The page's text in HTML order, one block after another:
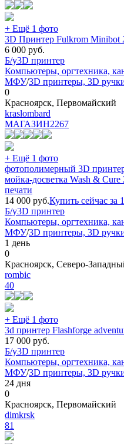
+ Ещё 1 фото
3D Принтер Fulkrom
6 000 руб.
Б/у3D принтер
Компьютеры, оргтехника,
МФУ/3D принтеры, 3D
0
Красноярск, Первомайский
kraslombard
МАГАЗИН2267
+ Ещё 1 фото
фотополимерный 3D
мойка-досветка Wash &
печати
14 000 руб.Купить сейчас за
Б/у3D принтер
Компьютеры, оргтехника,
МФУ/3D принтеры, 3D
1 день
0
Красноярск, Северо-
rombic
40
+ Ещё 1 фото
3d принтер Flashforge
17 000 руб.
Б/у3D принтер
Компьютеры, оргтехника,
МФУ/3D принтеры, 3D
24 дня
0
Красноярск, Первомайский
dimkrsk
81